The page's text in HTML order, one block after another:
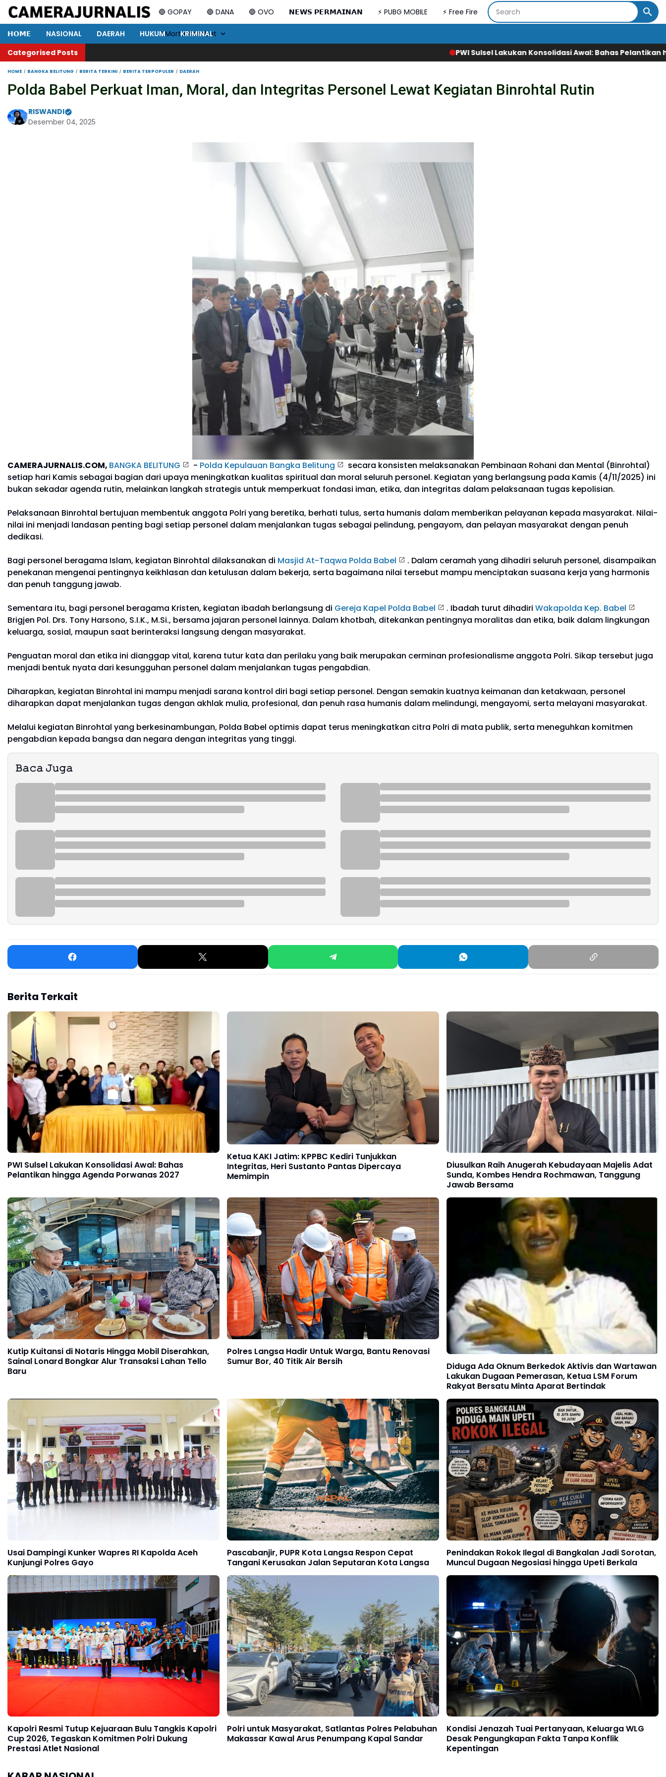
🔵 GOPAY 🔵 DANA 🔵 OVO 𝗡𝗘𝗪𝗦 𝗣𝗘𝗥𝗠𝗔𝗜𝗡𝗔𝗡 ⚡ PUBG MOBILE ⚡ Free Fire
⚡ Mortal Kombat
𝗛𝗢𝗠𝗘 NASIONAL DAERAH HUKUM
KRIMINAL
Categorised Posts
PWI Sulsel Lakukan Konsolidasi Awal: Bahas Pelantikan hingga Agenda Porwanas 2027
HOME BANGKA BELITUNG BERITA TERKINI BERITA TERPOPULER DAERAH
Polda Babel Perkuat Iman, Moral, dan Integritas Personel Lewat Kegiatan Binrohtal Rutin
RISWANDI
Desember 04, 2025
CAMERAJURNALIS.COM, BANGKA BELITUNG - Polda Kepulauan Bangka Belitung
secara konsisten melaksanakan Pembinaan Rohani dan Mental (Binrohtal)
setiap hari Kamis sebagai bagian dari upaya meningkatkan kualitas spiritual dan moral seluruh personel. Kegiatan yang berlangsung pada Kamis (4/11/2025) ini
bukan sekadar agenda rutin, melainkan langkah strategis untuk memperkuat fondasi iman, etika, dan integritas dalam pelaksanaan tugas kepolisian.
Pelaksanaan Binrohtal bertujuan membentuk anggota Polri yang beretika, berhati tulus, serta humanis dalam memberikan pelayanan kepada masyarakat. Nilai-
nilai ini menjadi landasan penting bagi setiap personel dalam menjalankan tugas sebagai pelindung, pengayom, dan pelayan masyarakat dengan penuh
dedikasi.
Bagi personel beragama Islam, kegiatan Binrohtal dilaksanakan di Masjid At-Taqwa Polda Babel
. Dalam ceramah yang dihadiri seluruh personel, disampaikan
penekanan mengenai pentingnya keikhlasan dan ketulusan dalam bekerja, serta bagaimana nilai tersebut mampu menciptakan suasana kerja yang harmonis
dan penuh tanggung jawab.
Sementara itu, bagi personel beragama Kristen, kegiatan ibadah berlangsung di Gereja Kapel Polda Babel . Ibadah turut dihadiri Wakapolda Kep. Babel
Brigjen Pol. Drs. Tony Harsono, S.I.K., M.Si., bersama jajaran personel lainnya. Dalam khotbah, ditekankan pentingnya moralitas dan etika, baik dalam lingkungan
keluarga, sosial, maupun saat berinteraksi langsung dengan masyarakat.
Penguatan moral dan etika ini dianggap vital, karena tutur kata dan perilaku yang baik merupakan cerminan profesionalisme anggota Polri. Sikap tersebut juga
menjadi bentuk nyata dari kesungguhan personel dalam menjalankan tugas pengabdian.
Diharapkan, kegiatan Binrohtal ini mampu menjadi sarana kontrol diri bagi setiap personel. Dengan semakin kuatnya keimanan dan ketakwaan, personel
diharapkan dapat menjalankan tugas dengan akhlak mulia, profesional, dan penuh rasa humanis dalam melindungi, mengayomi, serta melayani masyarakat.
Melalui kegiatan Binrohtal yang berkesinambungan, Polda Babel optimis dapat terus meningkatkan citra Polri di mata publik, serta meneguhkan komitmen
pengabdian kepada bangsa dan negara dengan integritas yang tinggi.
𝙱𝚊𝚌𝚊 𝙹𝚞𝚐𝚊
Berita Terkait
PWI Sulsel Lakukan Konsolidasi Awal: Bahas
Pelantikan hingga Agenda Porwanas 2027
Ketua KAKI Jatim: KPPBC Kediri Tunjukkan
Integritas, Heri Sustanto Pantas Dipercaya
Memimpin
Diusulkan Raih Anugerah Kebudayaan Majelis Adat
Sunda, Kombes Hendra Rochmawan, Tanggung
Jawab Bersama
Kutip Kuitansi di Notaris Hingga Mobil Diserahkan,
Sainal Lonard Bongkar Alur Transaksi Lahan Tello
Baru
Polres Langsa Hadir Untuk Warga, Bantu Renovasi
Sumur Bor, 40 Titik Air Bersih
Diduga Ada Oknum Berkedok Aktivis dan Wartawan
Lakukan Dugaan Pemerasan, Ketua LSM Forum
Rakyat Bersatu Minta Aparat Bertindak
Usai Dampingi Kunker Wapres RI Kapolda Aceh
Kunjungi Polres Gayo
Pascabanjir, PUPR Kota Langsa Respon Cepat
Tangani Kerusakan Jalan Seputaran Kota Langsa
Penindakan Rokok Ilegal di Bangkalan Jadi Sorotan,
Muncul Dugaan Negosiasi hingga Upeti Berkala
Kapolri Resmi Tutup Kejuaraan Bulu Tangkis Kapolri
Cup 2026, Tegaskan Komitmen Polri Dukung
Prestasi Atlet Nasional
Polri untuk Masyarakat, Satlantas Polres Pelabuhan
Makassar Kawal Arus Penumpang Kapal Sandar
Kondisi Jenazah Tuai Pertanyaan, Keluarga WLG
Desak Pengungkapan Fakta Tanpa Konflik
Kepentingan